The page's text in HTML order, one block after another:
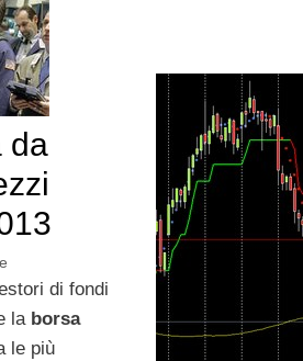
da
di fondi
la borsa
le più